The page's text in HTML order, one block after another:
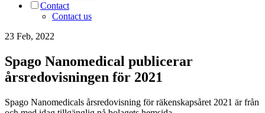
Contact
Contact us
23 Feb, 2022
Spago Nanomedical publicerar
årsredovisningen för 2021
Spago Nanomedicals årsredovisning för räkenskapsåret 2021 är från